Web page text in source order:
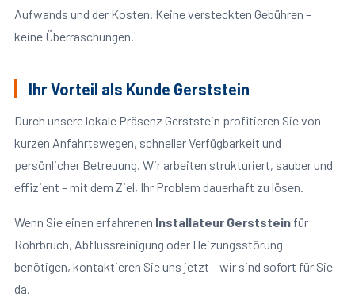
Aufwands und der Kosten. Keine versteckten Gebühren –
keine Überraschungen.
Ihr Vorteil als Kunde Gerststein
Durch unsere lokale Präsenz Gerststein profitieren Sie von
kurzen Anfahrtswegen, schneller Verfügbarkeit und
persönlicher Betreuung. Wir arbeiten strukturiert, sauber und
effizient – mit dem Ziel, Ihr Problem dauerhaft zu lösen.
Wenn Sie einen erfahrenen Installateur Gerststeinfür
Rohrbruch, Abflussreinigung oder Heizungsstörung
benötigen, kontaktieren Sie uns jetzt – wir sind sofort für Sie
da.